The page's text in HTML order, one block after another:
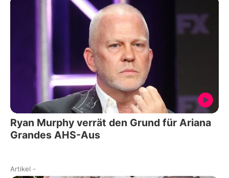
Ryan Murphy verrät den Grund für Ariana
Grandes AHS-Aus
Artikel -